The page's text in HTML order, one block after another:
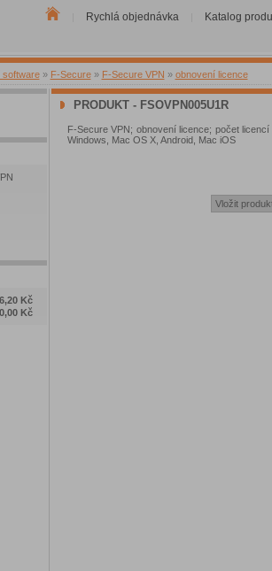
Rychlá objednávka Katalog
software » F-Secure » F-Secure VPN » obnovení licence
Kč
Kč
PRODUKT - FSOVPN005U1R
F-Secure VPN; obnovení licence; počet
Windows, Mac OS X, Android, Mac iOS